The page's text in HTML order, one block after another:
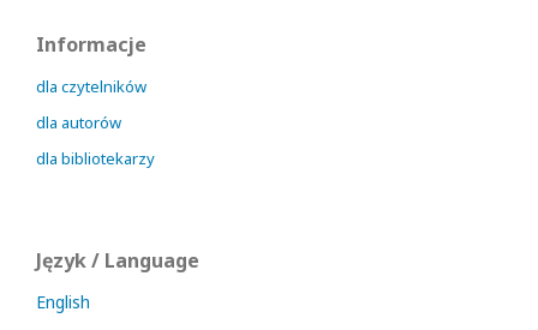
Informacje
dla czytelników
dla autorów
dla bibliotekarzy
Język / Language
English